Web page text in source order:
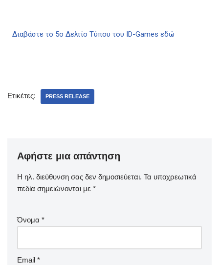
Διαβάστε το 5ο Δελτίο Τύπου του ID-Games εδώ
Ετικέτες: PRESS RELEASE
Αφήστε μια απάντηση
Η ηλ. διεύθυνση σας δεν δημοσιεύεται. Τα υποχρεωτικά
πεδία σημειώνονται με *
Όνομα *
Email *